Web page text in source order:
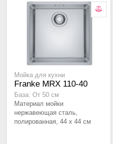
Мойка для кухни
Franke MRX 110-40
База: От 50 см
Материал мойки
нержавеющая сталь,
полированная, 44 x 44 см